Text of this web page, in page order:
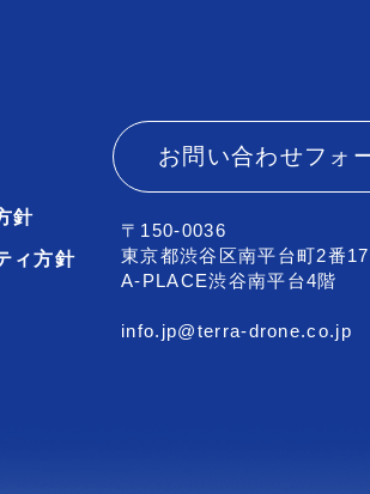
針
ィ方針
お問い合わせフォ
〒150-0036
東京都渋谷区南平台町2番
A-PLACE渋谷南平台4階
info.jp@terra-drone.co.jp